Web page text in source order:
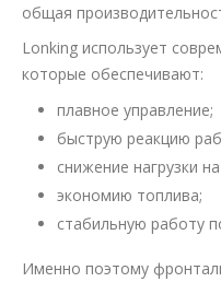
общая
Lonking использует
которые обеспечивают:
плавное управление;
быструю реакцию
снижение нагрузки
экономию топлива;
стабильную работу
Именно поэтому